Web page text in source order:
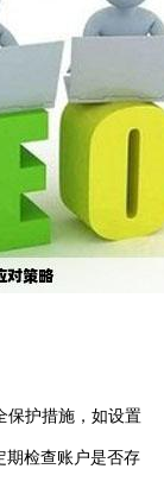
保护措施，如设置
期检查账户是否存